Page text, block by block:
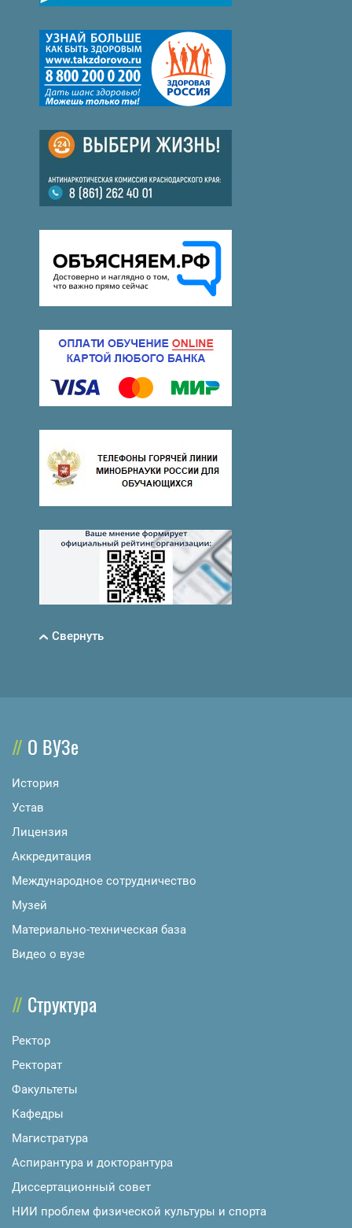
Свернуть
О ВУЗе
История
Устав
Лицензия
Аккредитация
Международное сотрудничество
Музей
Материально-техническая база
Видео о вузе
Структура
Ректор
Ректорат
Факультеты
Кафедры
Магистратура
Аспирантура и докторантура
Диссертационный совет
НИИ проблем физической культуры и спорта